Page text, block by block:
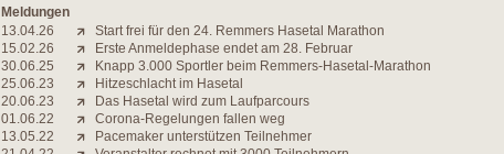
Meldungen
13.04.26
Start frei für den 24. Remmers Hasetal Marathon
15.02.26
Erste Anmeldephase endet am 28. Februar
30.06.25
Knapp 3.000 Sportler beim Remmers-Hasetal-Marathon
25.06.23
Hitzeschlacht im Hasetal
20.06.23
Das Hasetal wird zum Laufparcours
01.06.22
Corona-Regelungen fallen weg
13.05.22
Pacemaker unterstützen Teilnehmer